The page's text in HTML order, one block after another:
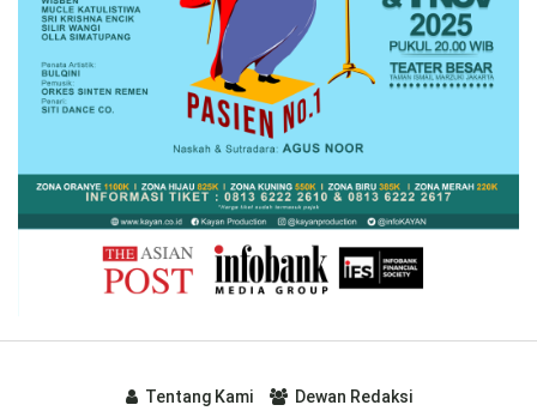
Tentang Kami
Dewan Redaksi